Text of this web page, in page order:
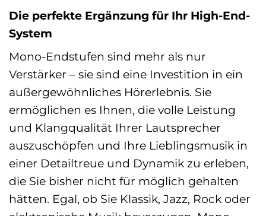
Die perfekte Ergänzung für Ihr High-End-
System
Mono-Endstufen sind mehr als nur
Verstärker – sie sind eine Investition in ein
außergewöhnliches Hörerlebnis. Sie
ermöglichen es Ihnen, die volle Leistung
und Klangqualität Ihrer Lautsprecher
auszuschöpfen und Ihre Lieblingsmusik in
einer Detailtreue und Dynamik zu erleben,
die Sie bisher nicht für möglich gehalten
hätten. Egal, ob Sie Klassik, Jazz, Rock oder